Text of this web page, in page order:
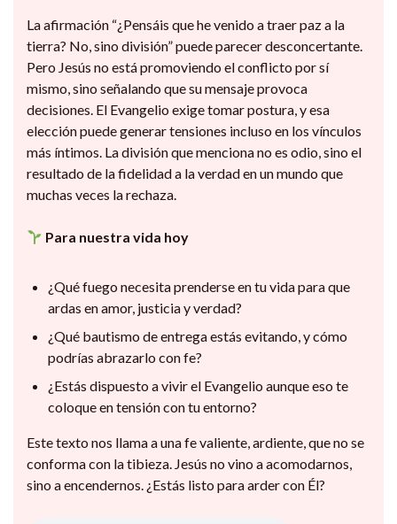
La afirmación “¿Pensáis que he venido a traer paz a la
tierra? No, sino división” puede parecer desconcertante.
Pero Jesús no está promoviendo el conflicto por sí
mismo, sino señalando que su mensaje provoca
decisiones. El Evangelio exige tomar postura, y esa
elección puede generar tensiones incluso en los vínculos
más íntimos. La división que menciona no es odio, sino el
resultado de la fidelidad a la verdad en un mundo que
muchas veces la rechaza.
Para nuestra vida hoy
¿Qué fuego necesita prenderse en tu vida para que
ardas en amor, justicia y verdad?
¿Qué bautismo de entrega estás evitando, y cómo
podrías abrazarlo con fe?
¿Estás dispuesto a vivir el Evangelio aunque eso te
coloque en tensión con tu entorno?
Este texto nos llama a una fe valiente, ardiente, que no se
conforma con la tibieza. Jesús no vino a acomodarnos,
sino a encendernos. ¿Estás listo para arder con Él?